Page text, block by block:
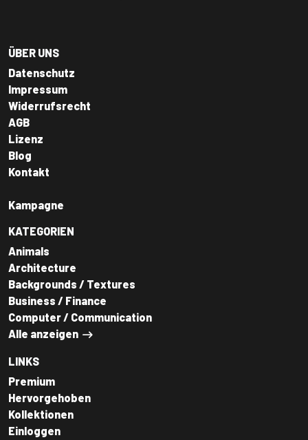
ÜBER UNS
Datenschutz
Impressum
Widerrufsrecht
AGB
Lizenz
Blog
Kontakt
Kampagne
KATEGORIEN
Animals
Architecture
Backgrounds / Textures
Business / Finance
Computer / Communication
Alle anzeigen
LINKS
Premium
Hervorgehoben
Kollektionen
Einloggen